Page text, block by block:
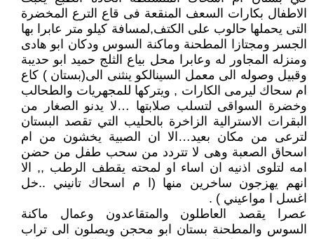
الاطفال بكارات السعف المنقعة فى قاع الترع المخضرة
التى يحملها حالوب على الكتف,لمسافة كيلو متر عابرا بها
الجسر ومجتازا المطحنة وماكنة السوس ودكان ابو هادى
ومنزله المجاور له وعابرا محل بياع الثلج حميد ابو حديبة
وقبيل وصوله الى معمل السينالكو ينثنى الى(بستان ) كاع
ام سحاك ليرمى الكارات , ويتركها للمجهريات والطحالب
وخضرة السواقى لتسلب صلابتها …لا يدنو الصغار من
البقرات الاسترالية الزاخرة بالحليب التي تقصد البستان
لترعى من مكان بعيد…الا ان الصبية يخشون من ام
اسحاق الصعبة وهى لا تتردد من سحب طفل من حضن
امه لتلوى اذنيه ان اساء او لمحته يقطف الرطب ,, الا
انهم يهزجون ساخرين منها (ا م اسحاك تانيني ..خل
اغسل ا مواعيني ) .
عصرا يقصد العاطلون والمتقاعدون وعمال ماكنة
السوس والمطحنة بستان ابو محجن ويصلون الى تراب